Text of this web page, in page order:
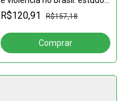
interdisciplinares; volume 1
R$120,91 R$157,18